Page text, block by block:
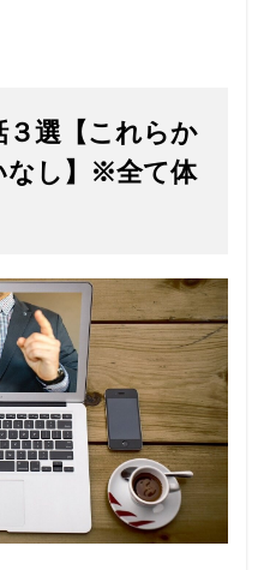
選【これらか
なし】※全て体